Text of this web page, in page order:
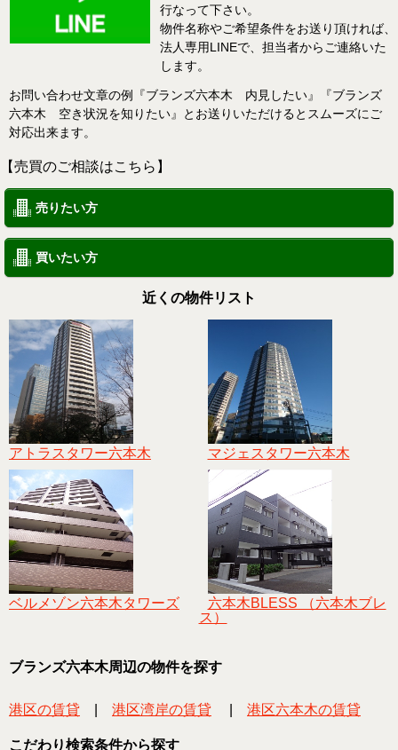
行なって下さい。
物件名称やご希望条件をお送り頂ければ、
法人専用LINEで、担当者からご連絡いた
します。
お問い合わせ文章の例『ブランズ六本木 内見したい』『ブランズ
六本木 空き状況を知りたい』とお送りいただけるとスムーズにご
対応出来ます。
【売買のご相談はこちら】
売りたい方
買いたい方
近くの物件リスト
アトラスタワー六本木 マジェスタワー六本木
ベルメゾン六本木タワーズ
六本木BLESS （六本木ブレ
ス）
ブランズ六本木周辺の物件を探す
港区の賃貸 港区湾岸の賃貸 港区六本木の賃貸
こだわり検索条件から探す